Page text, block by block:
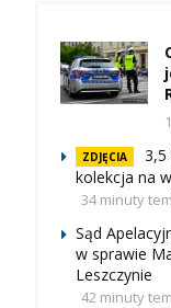
ZDJĘCIA
3,5
kolekcja na
34 minuty
Sąd
w sprawie
Leszczynie
42 minuty